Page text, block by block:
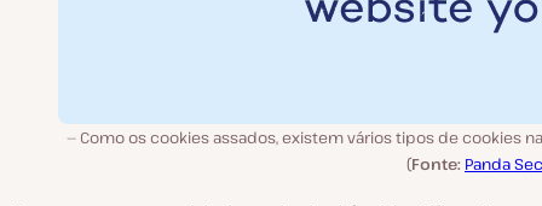
Como os cookies assados, existem vários tipos de cookies
(Fonte: Panda